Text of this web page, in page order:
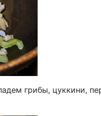
грибы, цуккини,